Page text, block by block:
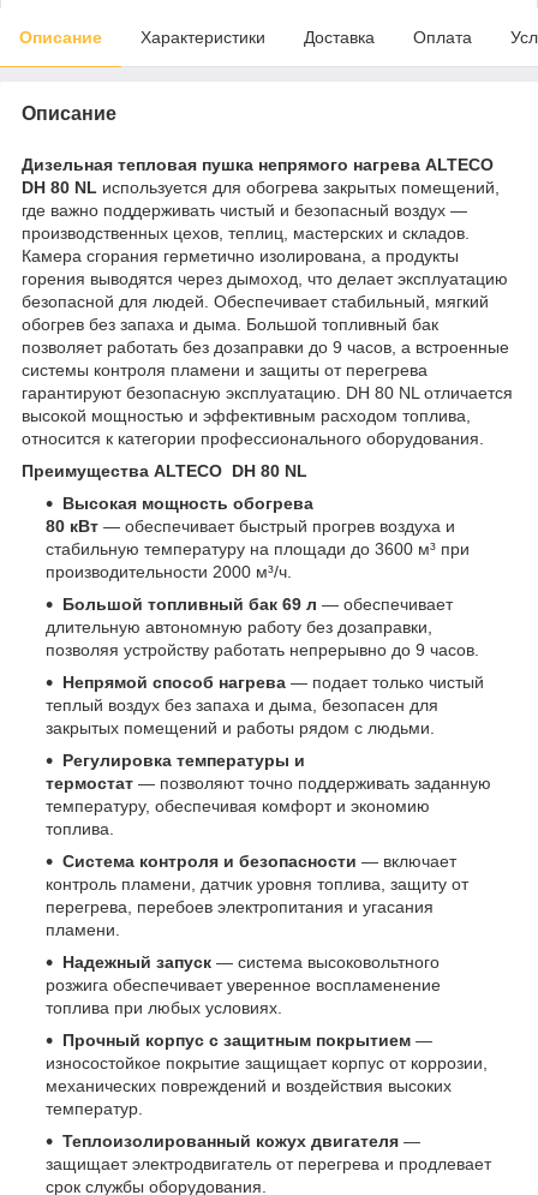
Описание Характеристики Доставка Оплата
Описание
Дизельная тепловая пушка непрямого нагрева ALTECO
DH 80 NL используется для обогрева закрытых помещений,
где важно поддерживать чистый и безопасный воздух —
производственных цехов, теплиц, мастерских и складов.
Камера сгорания герметично изолирована, а продукты
горения выводятся через дымоход, что делает эксплуатацию
безопасной для людей. Обеспечивает стабильный, мягкий
обогрев без запаха и дыма. Большой топливный бак
позволяет работать без дозаправки до 9 часов, а встроенные
системы контроля пламени и защиты от перегрева
гарантируют безопасную эксплуатацию. DH 80 NL отличается
высокой мощностью и эффективным расходом топлива,
относится к категории профессионального оборудования.
Преимущества ALTECO DH 80 NL
Высокая мощность обогрева
80 кВт — обеспечивает быстрый прогрев воздуха и
стабильную температуру на площади до 3600 м³ при
производительности 2000 м³/ч.
Большой топливный бак 69 л — обеспечивает
длительную автономную работу без дозаправки,
позволяя устройству работать непрерывно до 9 часов.
Непрямой способ нагрева — подает только чистый
теплый воздух без запаха и дыма, безопасен для
закрытых помещений и работы рядом с людьми.
Регулировка температуры и
термостат — позволяют точно поддерживать заданную
температуру, обеспечивая комфорт и экономию
топлива.
Система контроля и безопасности — включает
контроль пламени, датчик уровня топлива, защиту от
перегрева, перебоев электропитания и угасания
пламени.
Надежный запуск — система высоковольтного
розжига обеспечивает уверенное воспламенение
топлива при любых условиях.
Прочный корпус с защитным покрытием —
износостойкое покрытие защищает корпус от коррозии,
механических повреждений и воздействия высоких
температур.
Теплоизолированный кожух двигателя —
защищает электродвигатель от перегрева и продлевает
срок службы оборудования.